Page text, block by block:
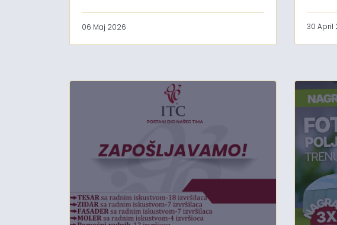
06 Maj 2026 30 April